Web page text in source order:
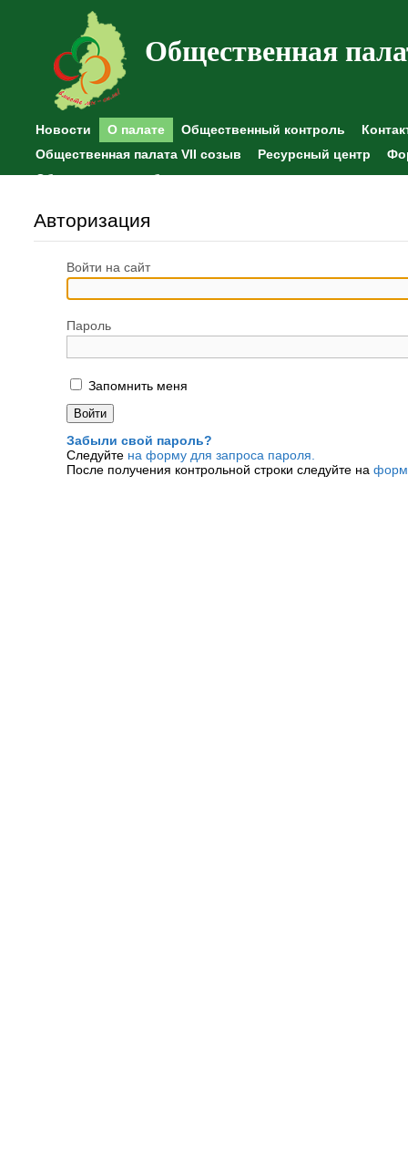
Общественная
Новости О палате Общественный контроль
Общественная палата VII созыв
Ресурсный центр
Общественные наблюдения
Авторизация
Войти на сайт
Пароль
Запомнить меня
Забыли свой пароль?
Следуйте на форму для запроса пароля.
После получения контрольной строки следуйте на